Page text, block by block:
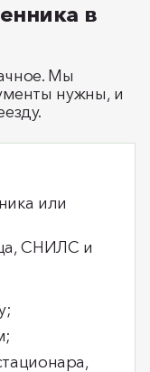
в
Мы
нужны, и
или
СНИЛС и